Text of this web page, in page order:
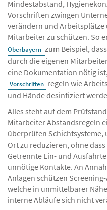
Mindestabstand,
Vorschriften zwingen
verändern und
Mitarbeiter zu schützen. So
Oberbayern zum Beispiel,
durch die eigenen
eine Dokumentation nötig
Vorschriften regeln wie
und Hände desinfiziert
Alles steht auf dem
Mitarbeiter Abstandsregeln
überprüfen Schichtsysteme,
Ort zu reduzieren, ohne
Getrennte Ein- und
unnötige Kontakte. An
Anlagen schützen
welche in unmittelbarer
interne Abläufe sich nicht